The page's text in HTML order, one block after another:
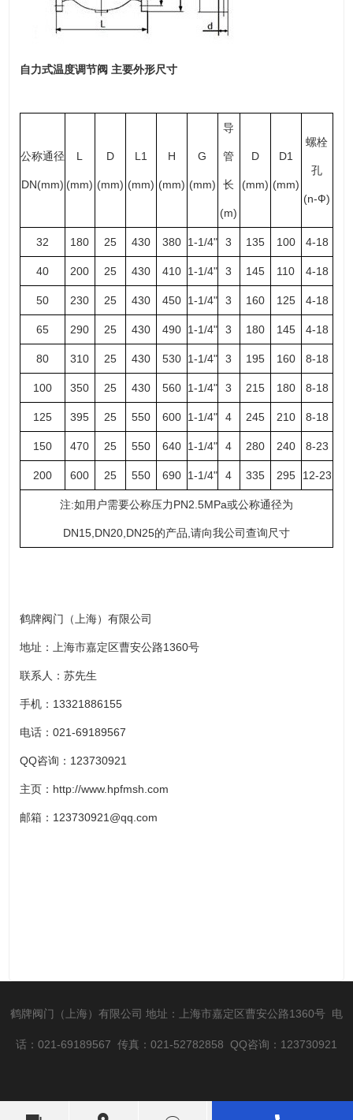
自力式温度调节阀 主要外形尺寸
公称通径
DN(mm)
L
(mm)
D
(mm)
L1
(mm)
H
(mm)
G
(mm)
导
管
长
(m)
D
(mm)
D1
(mm)
螺栓
孔
(n-Ф)
32 180 25 430 380 1-1/4" 3 135 100 4-18
40 200 25 430 410 1-1/4" 3 145 110 4-18
50 230 25 430 450 1-1/4" 3 160 125 4-18
65 290 25 430 490 1-1/4" 3 180 145 4-18
80 310 25 430 530 1-1/4" 3 195 160 8-18
100 350 25 430 560 1-1/4" 3 215 180 8-18
125 395 25 550 600 1-1/4" 4 245 210 8-18
150 470 25 550 640 1-1/4" 4 280 240 8-23
200 600 25 550 690 1-1/4" 4 335 295 12-23
注:如用户需要公称压力PN2.5MPa或公称通径为
DN15,DN20,DN25的产品,请向我公司查询尺寸
鹤牌阀门（上海）有限公司
地址：上海市嘉定区曹安公路1360号
联系人：苏先生
手机：13321886155
电话：021-69189567
QQ咨询：123730921
主页：http://www.hpfmsh.com
邮箱：123730921@qq.com
鹤牌阀门（上海）有限公司 地址：上海市嘉定区曹安公路1360号 电
话：021-69189567 传真：021-52782858 QQ咨询：123730921